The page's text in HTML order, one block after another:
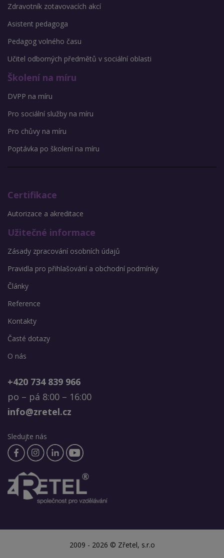
Zdravotník zotavovacích akcí
Asistent pedagoga
Pedagog volného času
Učitel odborných předmětů v sociální oblasti
Školení na míru
DVPP na míru
Pro sociální služby na míru
Pro chůvy na míru
Poptávka po školení na míru
Certifikace
Autorizace a akreditace
Užitečné informace
Zásady zpracování osobních údajů
Pravidla pro přihlašování a obchodní podmínky
Články
Reference
Kontakty
Časté dotazy
O nás
+420 734 839 966
po – pá 8:00 – 16:00
info@zretel.cz
Sledujte nás
2009 - 2026 © Zřetel, s.r.o